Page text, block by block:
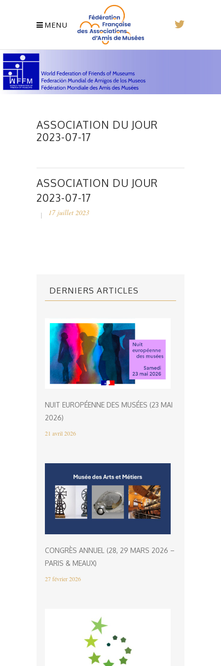
MENU
ASSOCIATION DU JOUR
2023-07-17
ASSOCIATION DU JOUR
2023-07-17
17 juillet 2023
DERNIERS ARTICLES
NUIT EUROPÉENNE DES MUSÉES (23 MAI
2026)
21 avril 2026
CONGRÈS ANNUEL (28, 29 MARS 2026 –
PARIS & MEAUX)
27 février 2026